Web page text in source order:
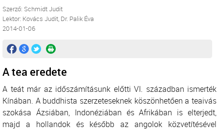
Szerző: Schmidt Judit
Lektor: Kovács Judit, Dr. Palik Éva
2014-01-06
A tea eredete
A teát már az időszámításunk előtti VI. században ismerték
Kínában. A buddhista szerzeteseknek köszönhetően a teaivás
szokása Ázsiában, Indonéziában és Afrikában is elterjedt,
majd a hollandok és később az angolok közvetítésével